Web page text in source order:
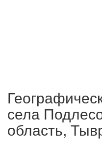
села
область,